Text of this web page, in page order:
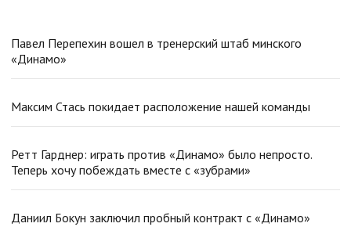
Павел Перепехин вошел в тренерский штаб минского
«Динамо»
Максим Стась покидает расположение нашей команды
Ретт Гарднер: играть против «Динамо» было непросто.
Теперь хочу побеждать вместе с «зубрами»
Даниил Бокун заключил пробный контракт с «Динамо»